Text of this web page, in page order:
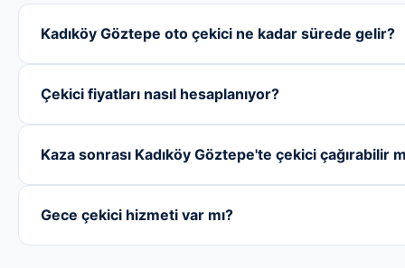
Kadıköy Göztepe oto çekici ne kadar sürede gelir?
Çekici fiyatları nasıl hesaplanıyor?
Kaza sonrası Kadıköy Göztepe'te çekici çağırabilir
Gece çekici hizmeti var mı?